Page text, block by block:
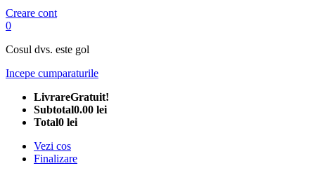
Creare cont
0
Cosul dvs. este gol
Incepe cumparaturile
LivrareGratuit!
Subtotal0.00 lei
Total0 lei
Vezi cos
Finalizare